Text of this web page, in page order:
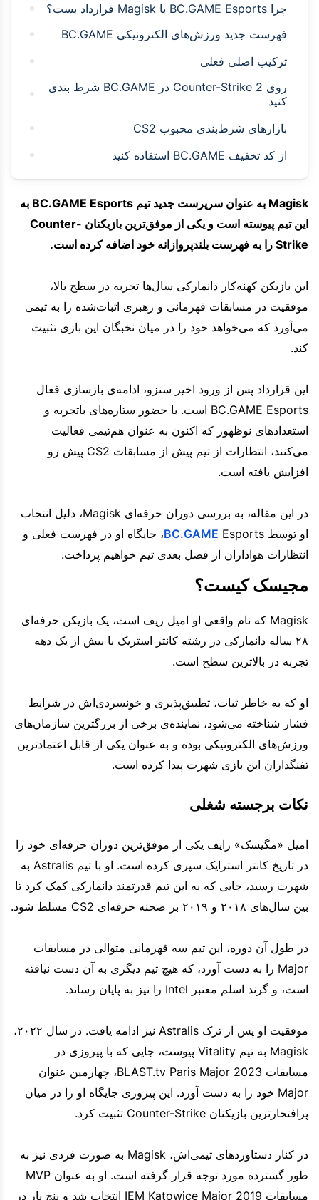
چرا BC.GAME Esports با Magisk قرارداد بست؟
فهرست جدید ورزش‌های الکترونیکی BC.GAME
ترکیب اصلی فعلی
روی Counter-Strike 2 در BC.GAME شرط بندی
کنید
بازارهای شرط‌بندی محبوب CS2
از کد تخفیف BC.GAME استفاده کنید
Magisk به عنوان سرپرست جدید تیم BC.GAME Esports به
این تیم پیوسته است و یکی از موفق‌ترین بازیکنان Counter-
Strike را به فهرست بلندپروازانه خود اضافه کرده است.
این بازیکن کهنه‌کار دانمارکی سال‌ها تجربه در سطح بالا،
موفقیت در مسابقات قهرمانی و رهبری اثبات‌شده را به تیمی
می‌آورد که می‌خواهد خود را در میان نخبگان این بازی تثبیت
کند.
این قرارداد پس از ورود اخیر سنزو، ادامه‌ی بازسازی فعال
BC.GAME Esports است. با حضور ستاره‌های باتجربه و
استعدادهای نوظهور که اکنون به عنوان هم‌تیمی فعالیت
می‌کنند، انتظارات از تیم پیش از مسابقات CS2 پیش رو
افزایش یافته است.
در این مقاله، به بررسی دوران حرفه‌ای Magisk، دلیل انتخاب
او توسط
BC.GAMEEsports، جایگاه او در فهرست فعلی و
انتظارات هواداران از فصل بعدی تیم خواهیم پرداخت.
مجیسک کیست؟
Magisk که نام واقعی او امیل ریف است، یک بازیکن حرفه‌ای
۲۸ ساله دانمارکی در رشته کانتر استریک با بیش از یک دهه
تجربه در بالاترین سطح است.
او که به خاطر ثبات، تطبیق‌پذیری و خونسردی‌اش در شرایط
فشار شناخته می‌شود، نماینده‌ی برخی از بزرگترین سازمان‌های
ورزش‌های الکترونیکی بوده و به عنوان یکی از قابل اعتمادترین
تفنگداران این بازی شهرت پیدا کرده است.
نکات برجسته شغلی
امیل «مگیسک» رایف یکی از موفق‌ترین دوران حرفه‌ای خود را
در تاریخ کانتر استرایک سپری کرده است. او با تیم Astralis به
شهرت رسید، جایی که به این تیم قدرتمند دانمارکی کمک کرد تا
بین سال‌های ۲۰۱۸ و ۲۰۱۹ بر صحنه حرفه‌ای CS2 مسلط شود.
در طول آن دوره، این تیم سه قهرمانی متوالی در مسابقات
Major را به دست آورد، که هیچ تیم دیگری به آن دست نیافته
است، و گرند اسلم معتبر Intel را نیز به پایان رساند.
موفقیت او پس از ترک Astralis نیز ادامه یافت. در سال ۲۰۲۲،
Magisk به تیم Vitality پیوست، جایی که با پیروزی در
مسابقات BLAST.tv Paris Major 2023، چهارمین عنوان
Major خود را به دست آورد. این پیروزی جایگاه او را در میان
پرافتخارترین بازیکنان Counter-Strike تثبیت کرد.
در کنار دستاوردهای تیمی‌اش، Magisk به صورت فردی نیز به
طور گسترده مورد توجه قرار گرفته است. او به عنوان MVP
مسابقات IEM Katowice Major 2019 انتخاب شد و پنج بار در